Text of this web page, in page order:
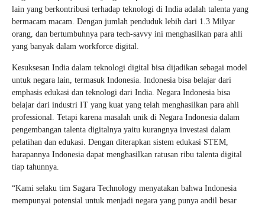
lain yang berkontribusi terhadap teknologi di India adalah talenta yang
bermacam macam. Dengan jumlah penduduk lebih dari 1.3 Milyar
orang, dan bertumbuhnya para tech-savvy ini menghasilkan para ahli
yang banyak dalam workforce digital.
Kesuksesan India dalam teknologi digital bisa dijadikan sebagai model
untuk negara lain, termasuk Indonesia. Indonesia bisa belajar dari
emphasis edukasi dan teknologi dari India. Negara Indonesia bisa
belajar dari industri IT yang kuat yang telah menghasilkan para ahli
professional. Tetapi karena masalah unik di Negara Indonesia dalam
pengembangan talenta digitalnya yaitu kurangnya investasi dalam
pelatihan dan edukasi. Dengan diterapkan sistem edukasi STEM,
harapannya Indonesia dapat menghasilkan ratusan ribu talenta digital
tiap tahunnya.
“Kami selaku tim Sagara Technology menyatakan bahwa Indonesia
mempunyai potensial untuk menjadi negara yang punya andil besar